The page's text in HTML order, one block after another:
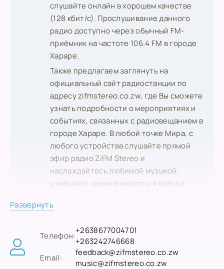
слушайте онлайн в хорошем качестве
(128 кбит/с). Прослушивание данного
радио доступно через обычный FM-
приёмник на частоте 106.4 FM в городе
Хараре.
Также предлагаем заглянуть на
официальный сайт радиостанции по
адресу zifmstereo.co.zw, где Вы сможете
узнать подробности о мероприятиях и
событиях, связанных с радиовещанием в
городе Хараре. В любой точке Мира, с
любого устройства слушайте прямой
эфир радио ZiFM Stereo и
наслаждайтесь любимой музыкой,
узнавайте свежие новости и всегда
событий!
Развернуть
Телефон:
+2638677004701
+263242746668
Email:
feedback@zifmstereo.co.zw
music@zifmstereo.co.zw